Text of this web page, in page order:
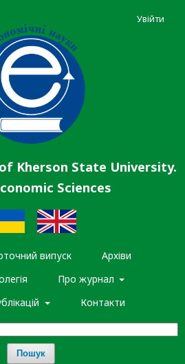
Kherson State University.
Sciences
випуск
Архіви
Про журнал
Контакти
Пошук
Увійти